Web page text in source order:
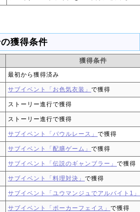
獲得条件
獲得条件
最初から獲得済み
サブイベント「お色気衣装」 で獲得
ストーリー進行で獲得
ストーリー進行で獲得
サブイベント「バウルレース」 で獲得
サブイベント「配膳ゲーム」 で獲得
サブイベント「伝説のギャンブラー」 で獲得
サブイベント「料理対決」 で獲得
サブイベント「ユウマンジュでアルバイト1」
サブイベント「ポーカーフェイス」 で獲得